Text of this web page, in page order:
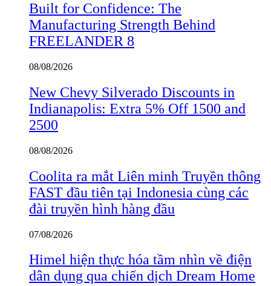
Built for Confidence: The
Manufacturing Strength Behind
FREELANDER 8
08/08/2026
New Chevy Silverado Discounts in
Indianapolis: Extra 5% Off 1500 and
2500
08/08/2026
Coolita ra mắt Liên minh Truyền thông
FAST đầu tiên tại Indonesia cùng các
đài truyền hình hàng đầu
07/08/2026
Himel hiện thực hóa tầm nhìn về điện
dân dụng qua chiến dịch Dream Home